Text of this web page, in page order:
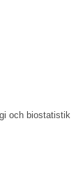
och biostatistik